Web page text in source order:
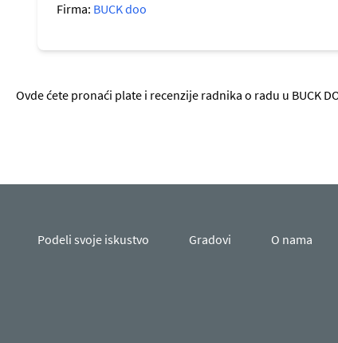
Firma: BUCK doo
Ovde ćete pronaći plate i recenzije radnika o radu u BUCK
Podeli svoje iskustvo Gradovi O nama